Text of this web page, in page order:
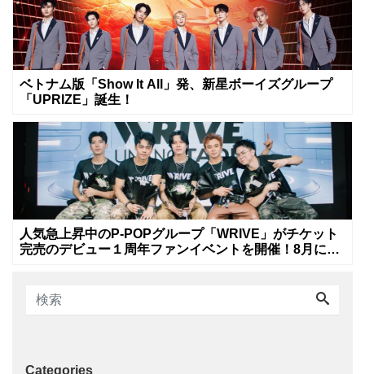
ベトナム版「Show It All」発、新星ボーイズグループ
「UPRIZE」誕生！
人気急上昇中のP-POPグループ「WRIVE」がチケット
完売のデビュー１周年ファンイベントを開催！8月に新
Categories